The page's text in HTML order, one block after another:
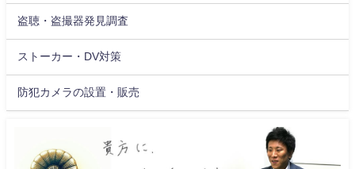
盗聴・盗撮器発見調査
ストーカー・DV対策
防犯カメラの設置・販売